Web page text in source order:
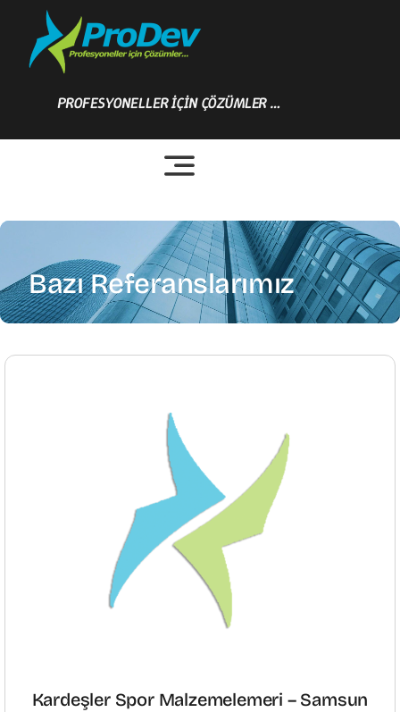
content
PROFESYONELLER İÇİN ÇÖZÜMLER …
Bazı Referanslarımız
Kardeşler Spor Malzemelemeri – Samsun